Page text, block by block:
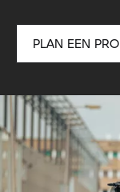
PLAN EEN